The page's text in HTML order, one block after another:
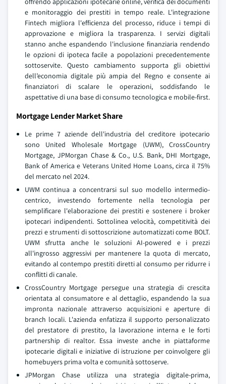
e monitoraggio dei prestiti in tempo reale. L'integrazione
Fintech migliora l'efficienza del processo, riduce i tempi di
approvazione e migliora la trasparenza. I servizi digitali
stanno anche espandendo l'inclusione finanziaria rendendo
le opzioni di ipoteca facile a popolazioni precedentemente
sottoservite. Questo cambiamento supporta gli obiettivi
dell’economia digitale più ampia del Regno e consente ai
finanziatori di scalare le operazioni, soddisfando le
aspettative di una base di consumo tecnologica e mobile-first.
Mortgage Lender Market Share
Le prime 7 aziende dell'industria del creditore ipotecario
sono United Wholesale Mortgage (UWM), CrossCountry
Mortgage, JPMorgan Chase & Co., U.S. Bank, DHI Mortgage,
Bank of America e Veterans United Home Loans, circa il 75%
del mercato nel 2024.
UWM continua a concentrarsi sul suo modello intermedio-
centrico, investendo fortemente nella tecnologia per
semplificare l'elaborazione dei prestiti e sostenere i broker
ipotecari indipendenti. Sottolinea velocità, competitività dei
prezzi e strumenti di sottoscrizione automatizzati come BOLT.
UWM sfrutta anche le soluzioni AI-powered e i prezzi
all'ingrosso aggressivi per mantenere la quota di mercato,
evitando al contempo prestiti diretti al consumo per ridurre i
conflitti di canale.
CrossCountry Mortgage persegue una strategia di crescita
orientata al consumatore e al dettaglio, espandendo la sua
impronta nazionale attraverso acquisizioni e aperture di
branch locali. L'azienda enfatizza il supporto personalizzato
del prestatore di prestito, la lavorazione interna e le forti
partnership di realtor. Essa investe anche in piattaforme
ipotecarie digitali e iniziative di istruzione per coinvolgere gli
homebuyers prima volta e comunità sottoserve.
JPMorgan Chase utilizza una strategia digitale-prima,